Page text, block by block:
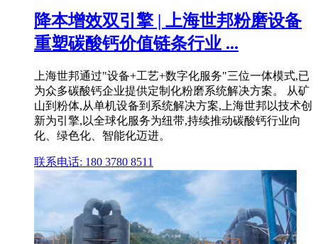
降本增效双引擎 | 上海世邦粉磨设备
重塑碳酸钙价值链条行业 ...
上海世邦通过"设备+工艺+数字化服务"三位一体模式,已
为众多碳酸钙企业提供定制化粉磨系统解决方案。 从矿
山到粉体,从单机设备到系统解决方案,上海世邦以技术创
新为引擎,以全球化服务为纽带,持续推动碳酸钙行业向
化、绿色化、智能化迈进。
联系电话: 180 3780 8511